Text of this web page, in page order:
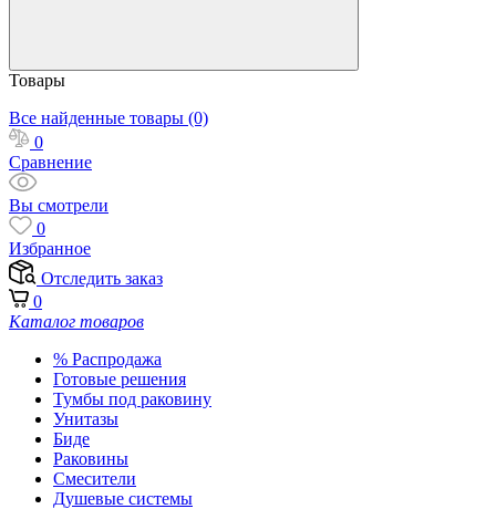
Товары
Все найденные товары (0)
0
Сравнение
Вы смотрели
0
Избранное
Отследить заказ
0
Каталог товаров
% Распродажа
Готовые решения
Тумбы под раковину
Унитазы
Биде
Раковины
Смесители
Душевые системы